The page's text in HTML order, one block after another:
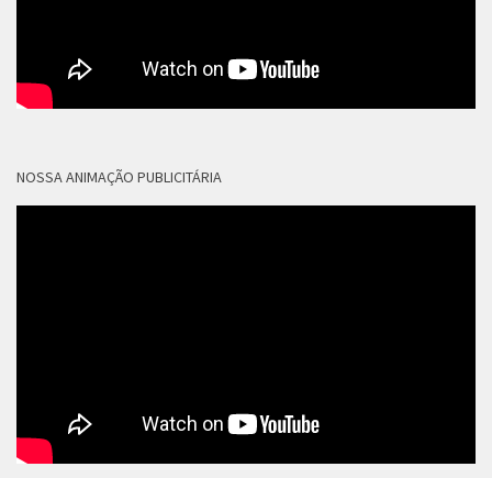
NOSSA ANIMAÇÃO PUBLICITÁRIA